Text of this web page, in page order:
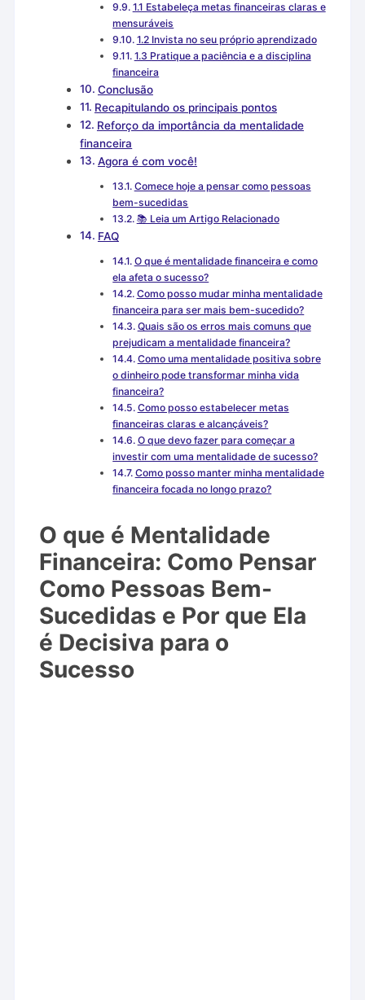
1.1 Estabeleça metas financeiras claras e
mensuráveis
1.2 Invista no seu próprio aprendizado
1.3 Pratique a paciência e a disciplina
financeira
Conclusão
Recapitulando os principais pontos
Reforço da importância da mentalidade
financeira
Agora é com você!
Comece hoje a pensar como pessoas
bem-sucedidas
📚 Leia um Artigo Relacionado
FAQ
O que é mentalidade financeira e como
ela afeta o sucesso?
Como posso mudar minha mentalidade
financeira para ser mais bem-sucedido?
Quais são os erros mais comuns que
prejudicam a mentalidade financeira?
Como uma mentalidade positiva sobre
o dinheiro pode transformar minha vida
financeira?
Como posso estabelecer metas
financeiras claras e alcançáveis?
O que devo fazer para começar a
investir com uma mentalidade de sucesso?
Como posso manter minha mentalidade
financeira focada no longo prazo?
O que é Mentalidade
Financeira: Como Pensar
Como Pessoas Bem-
Sucedidas e Por que Ela
é Decisiva para o
Sucesso